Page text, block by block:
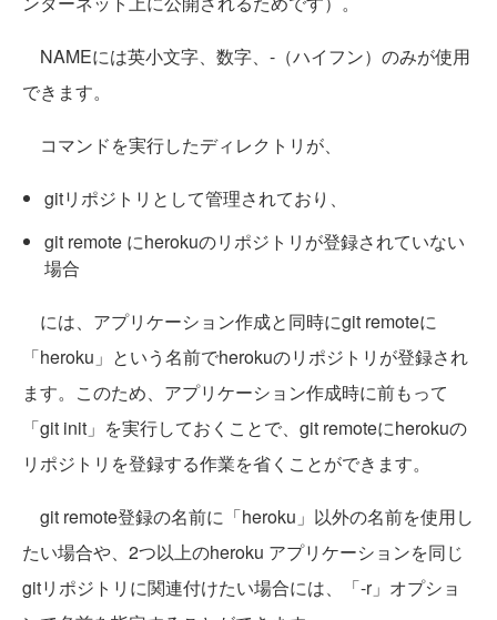
NAMEには英小文字、数字、-（ハイフン）のみが使用
できます。
コマンドを実行したディレクトリが、
gitリポジトリとして管理されており、
git remote にherokuのリポジトリが登録されていない
場合
には、アプリケーション作成と同時にgit remoteに
「heroku」という名前でherokuのリポジトリが登録され
ます。このため、アプリケーション作成時に前もって
「git init」を実行しておくことで、git remoteにherokuの
リポジトリを登録する作業を省くことができます。
git remote登録の名前に「heroku」以外の名前を使用し
たい場合や、2つ以上のheroku アプリケーションを同じ
gitリポジトリに関連付けたい場合には、「-r」オプショ